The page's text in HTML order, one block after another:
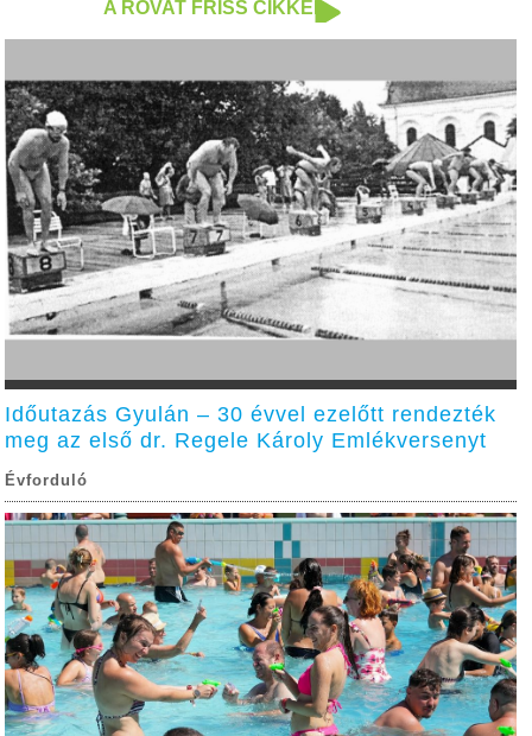
A ROVAT FRISS CIKKEI
Időutazás Gyulán – 30 évvel ezelőtt rendezték
meg az első dr. Regele Károly Emlékversenyt
Évforduló